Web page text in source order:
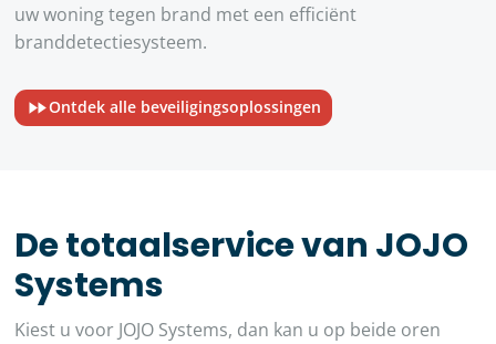
uw woning tegen brand met een efficiënt
branddetectiesysteem.
Ontdek alle beveiligingsoplossingen
De totaalservice van JOJO
Systems
Kiest u voor JOJO Systems, dan kan u op beide oren